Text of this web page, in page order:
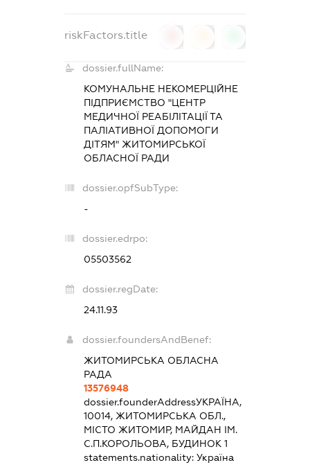
riskFactors.title
dossier.fullName:
КОМУНАЛЬНЕ НЕКОМЕРЦІЙНЕ
ПІДПРИЄМСТВО "ЦЕНТР
МЕДИЧНОЇ РЕАБІЛІТАЦІЇ ТА
ПАЛІАТИВНОЇ ДОПОМОГИ
ДІТЯМ" ЖИТОМИРСЬКОЇ
ОБЛАСНОЇ РАДИ
dossier.opfSubType:
-
dossier.edrpo:
05503562
dossier.regDate:
24.11.93
dossier.foundersAndBenef:
ЖИТОМИРСЬКА ОБЛАСНА
РАДА
13576948
dossier.founderAddressУКРАЇНА,
10014, ЖИТОМИРСЬКА ОБЛ.,
МІСТО ЖИТОМИР, МАЙДАН ІМ.
С.П.КОРОЛЬОВА, БУДИНОК 1
statements.nationality: Україна